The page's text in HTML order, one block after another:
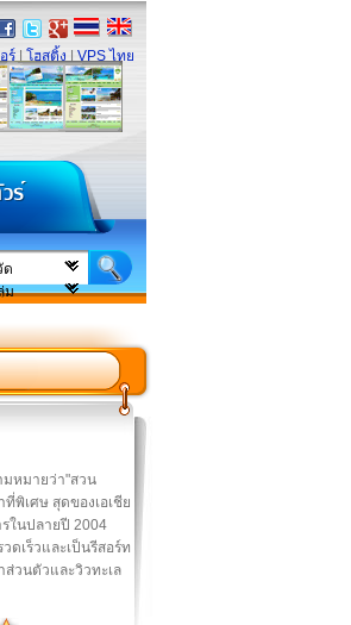
ร์ โฮสติ้ง VPS ไทย
มหมายว่า"สวน
พิเศษ สุดของเอเชีย
ในปลายปี 2004
ดเร็วและเป็นรีสอร์ท
ส่วนตัวและวิวทะเล